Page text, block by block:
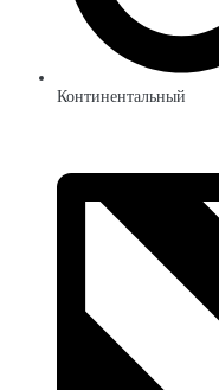
Континентальный